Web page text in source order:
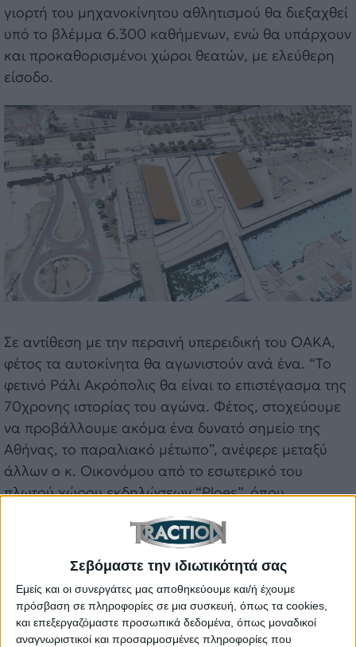
Σεβόμαστε την ιδιωτικότητά σας
Εμείς και οι συνεργάτες μας αποθηκεύουμε και/ή έχουμε
πρόσβαση σε πληροφορίες σε μια συσκευή, όπως τα cookies,
και επεξεργαζόμαστε προσωπικά δεδομένα, όπως μοναδικοί
αναγνωριστικοί και προσαρμοσμένες πληροφορίες που
γιορτή του μηχανοκίνητου αθλητισμού θα διεξαχθεί
υπό το βλέμμα 6.300 καθήμενων, ενώ θα υπάρχουν
και προκαθορισμένοι χώροι θεατών, με ελεύθερη
είσοδο.
Σε αντίθεση με την περσινή υπερειδική του ΟΑΚΑ,
φέτος τα αυτοκίνητα θα αγωνιστούν ανά ένα. “Το
φετινό Ράλι Ακρόπολις θα είναι το επιστέγασμα της
70χρονης ιστορίας του αγώνα. Φέτος, στοχεύουμε
να προβάλλουμε ακόμα ένα δυνατό σημείο της
Αθήνας, το παραλιακό μέτωπο”, ανέφερε μεταξύ
άλλων ο κ. Οικονόμου από το εσωτερικό του
πλωτού χώρου εκδηλώσεων “Ploes”, όπου
φιλοξενήθηκε η εκδήλωση.